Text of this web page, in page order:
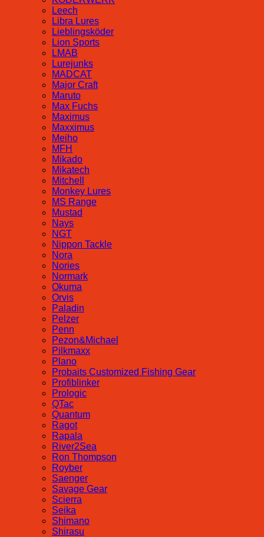
Leech
Libra Lures
Lieblingsköder
Lion Sports
LMAB
Lurejunks
MADCAT
Major Craft
Maruto
Max Fuchs
Maximus
Maxximus
Meiho
MFH
Mikado
Mikatech
Mitchell
Monkey Lures
MS Range
Mustad
Nays
NGT
Nippon Tackle
Nora
Nories
Normark
Okuma
Orvis
Paladin
Pelzer
Penn
Pezon&Michael
Pilkmaxx
Plano
Probaits Customized Fishing Gear
Profiblinker
Prologic
QTac
Quantum
Ragot
Rapala
River2Sea
Ron Thompson
Royber
Saenger
Savage Gear
Scierra
Seika
Shimano
Shirasu